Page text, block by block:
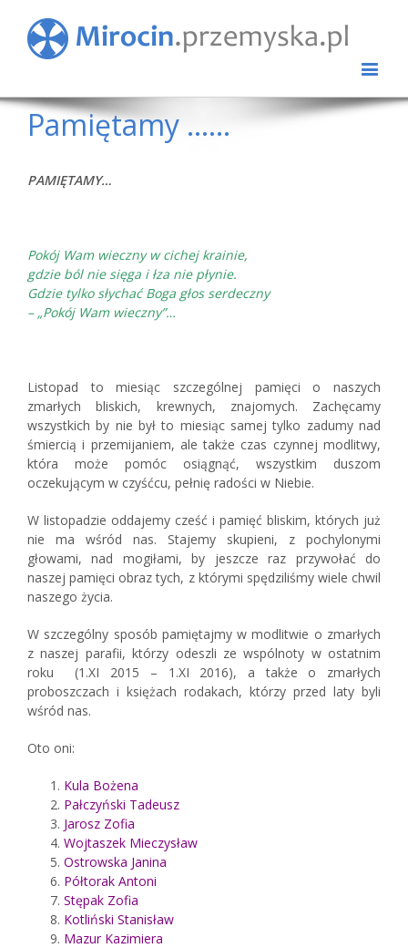
Pamiętamy ……
PAMIĘTAMY…
Pokój Wam wieczny w cichej krainie,
gdzie ból nie sięga i łza nie płynie.
Gdzie tylko słychać Boga głos serdeczny
– „Pokój Wam wieczny”…
Listopad to miesiąc szczególnej pamięci o naszych
zmarłych bliskich, krewnych, znajomych. Zachęcamy
wszystkich by nie był to miesiąc samej tylko zadumy nad
śmiercią i przemijaniem, ale także czas czynnej modlitwy,
która może pomóc osiągnąć, wszystkim duszom
oczekującym w czyśćcu, pełnię radości w Niebie.
W listopadzie oddajemy cześć i pamięć bliskim, których już
nie ma wśród nas. Stajemy skupieni, z pochylonymi
głowami, nad mogiłami, by jeszcze raz przywołać do
naszej pamięci obraz tych, z którymi spędziliśmy wiele chwil
naszego życia.
W szczególny sposób pamiętajmy w modlitwie o zmarłych
z naszej parafii, którzy odeszli ze wspólnoty w ostatnim
roku (1.XI 2015 – 1.XI 2016), a także o zmarłych
proboszczach i księżach rodakach, którzy przed laty byli
wśród nas.
Oto oni:
Kula Bożena
Pałczyński Tadeusz
Jarosz Zofia
Wojtaszek Mieczysław
Ostrowska Janina
Półtorak Antoni
Stępak Zofia
Kotliński Stanisław
Mazur Kazimiera